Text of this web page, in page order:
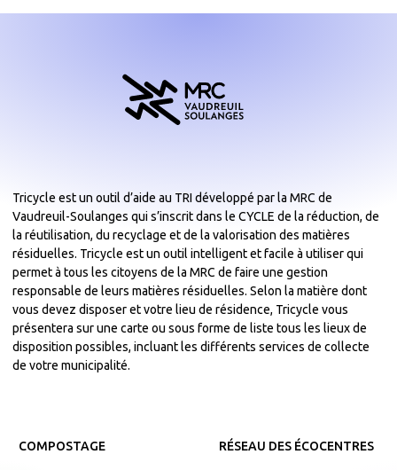
Tricycle est un outil d’aide au TRI développé par la MRC de
Vaudreuil-Soulanges qui s’inscrit dans le CYCLE de la réduction, de
la réutilisation, du recyclage et de la valorisation des matières
résiduelles. Tricycle est un outil intelligent et facile à utiliser qui
permet à tous les citoyens de la MRC de faire une gestion
responsable de leurs matières résiduelles. Selon la matière dont
vous devez disposer et votre lieu de résidence, Tricycle vous
présentera sur une carte ou sous forme de liste tous les lieux de
disposition possibles, incluant les différents services de collecte
de votre municipalité.
COMPOSTAGE RÉSEAU DES ÉCOCENTRES